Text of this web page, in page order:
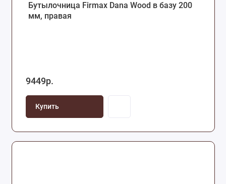
Бутылочница Firmax Dana Wood в базу 200
мм, правая
9449р.
Купить